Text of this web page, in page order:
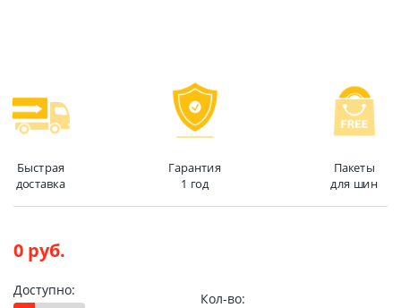
Быстрая
доставка
Гарантия
1 год
Пакеты
для шин
0 руб.
Доступно:
Кол-во: